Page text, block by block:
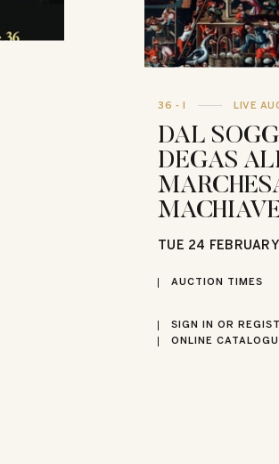
36 - I LIVE
DAL
DEGAS
TUE 24
AUCTION TIMES
SIGN IN OR
ONLINE